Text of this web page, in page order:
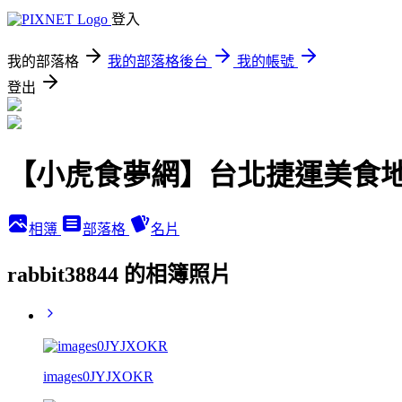
登入
我的部落格 我的部落格後台
我的帳號
登出
【小虎食夢網】台北捷運美食
相簿 部落格 名片
rabbit38844 的相簿照片
images0JYJXOKR